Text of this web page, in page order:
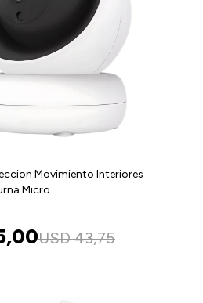
Movimiento Interiores
Micro
USD 43,75